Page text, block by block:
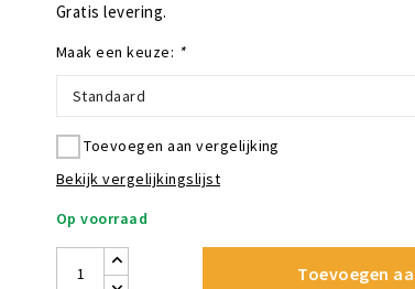
Gratis levering.
Maak een keuze: *
Standaard
Toevoegen aan vergelijking
Bekijk vergelijkingslijst
Op voorraad
Toevoegen